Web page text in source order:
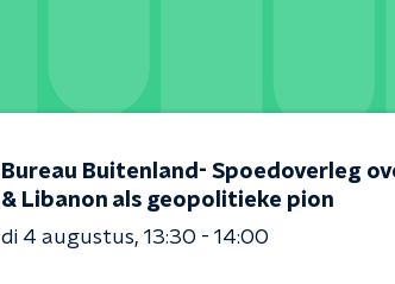
Bureau Buitenland- Spoedoverleg
& Libanon als geopolitieke pion
di 4 augustus 13:30 - 14:00